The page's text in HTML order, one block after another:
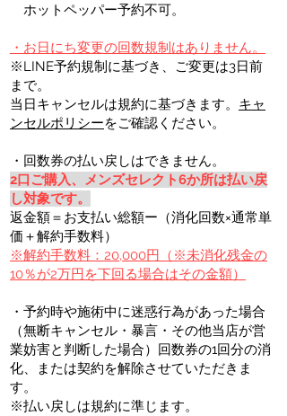
ホットペッパー予約不可。
・お日にち変更の回数規制はありません。
​※LINE予約規制に基づき、ご変更は3日前
まで。
​当日キャンセルは規約に基づきます。 キャ
ンセルポリシーをご確認ください。
・回数券の払い戻しはできません。
2口ご購入、メンズセレクト6か所は払い戻
し対象です。
返金額＝お支払い総額ー（消化回数×通常単
価＋解約手数料）
※解約手数料：20,000円（※未消化残金の
10％が2万円を下回る場合はその金額）
・予約時や施術中に迷惑行為があった場合
（無断キャンセル・暴言・その他当店が営
業妨害と 判断した場合）回数券の1回分の消
化、または契約を解除させていただきま
す。
※払い戻しは規約に準じます。